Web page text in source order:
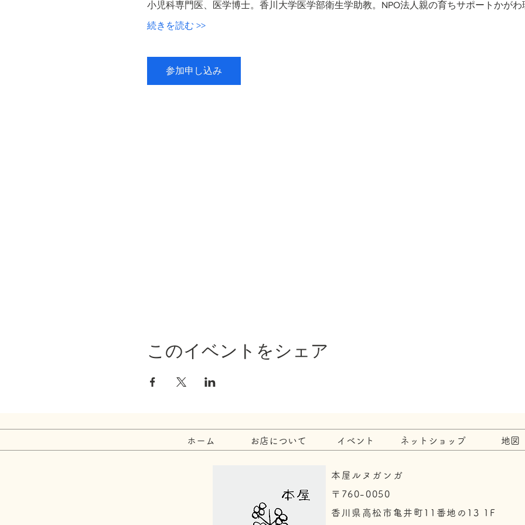
小児科専門医、医学博士。香川大学医学部衛生学助教。NPO法人親の育ちサポートかがわ
続きを読む >>
参加申し込み
このイベントをシェア
ホーム お店について イベント ネットショップ 地図
本屋ルヌガンガ
〒760-0050​
香川県高松市亀井町11番地の13 1F